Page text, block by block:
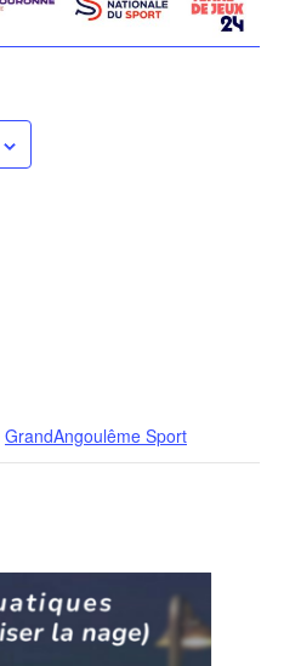
GrandAngoulême Sport